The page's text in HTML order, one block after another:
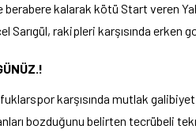
kalarak kötü Start veren
Sarıgül, rakipleri karşısında erken
karşısında mutlak
bozduğunu belirten tecrübeli